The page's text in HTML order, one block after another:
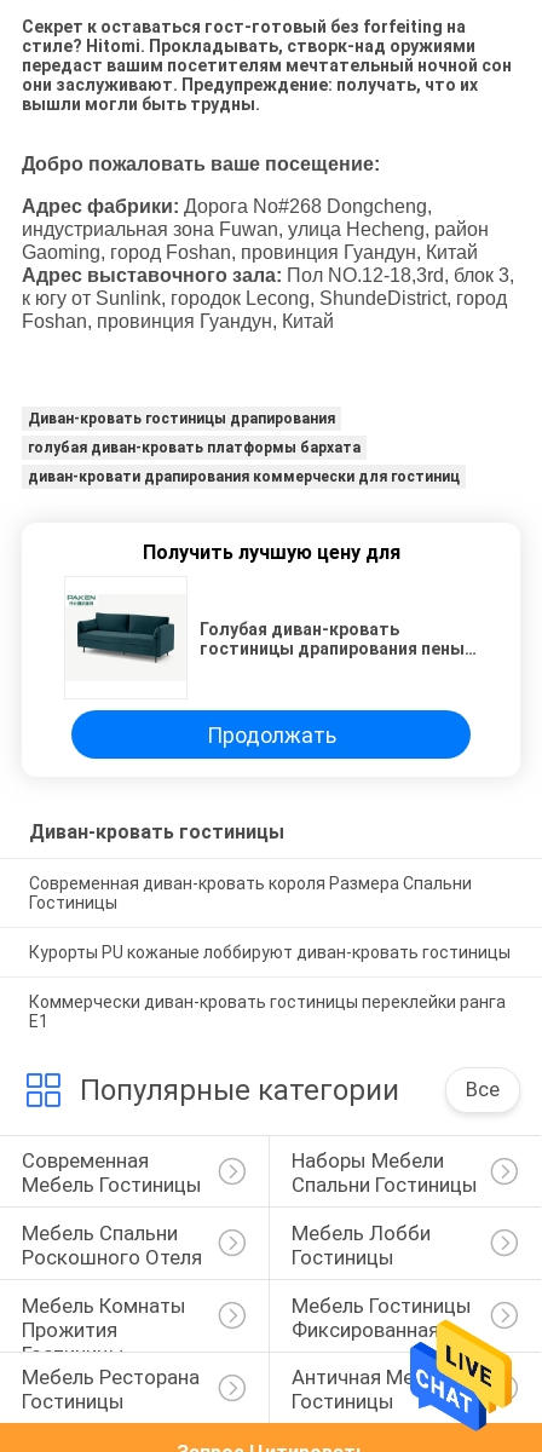
Секрет к оставаться гост-готовый без forfeiting на
стиле? Hitomi. Прокладывать, створк-над оружиями
передаст вашим посетителям мечтательный ночной сон
они заслуживают. Предупреждение: получать, что их
вышли могли быть трудны.
Добро пожаловать ваше посещение:
Адрес фабрики: Дорога No#268 Dongcheng,
индустриальная зона Fuwan, улица Hecheng, район
Gaoming, город Foshan, провинция Гуандун, Китай
Адрес выставочного зала: Пол NO.12-18,3rd, блок 3,
к югу от Sunlink, городок Lecong, ShundeDistrict, город
Foshan, провинция Гуандун, Китай
Диван-кровать гостиницы драпирования
голубая диван-кровать платформы бархата
диван-кровати драпирования коммерчески для гостиниц
Получить лучшую цену для
Голубая диван-кровать
гостиницы драпирования пены
Продолжать
Диван-кровать гостиницы
Современная диван-кровать короля Размера Спальни
Гостиницы
Курорты PU кожаные лоббируют диван-кровать гостиницы
Коммерчески диван-кровать гостиницы переклейки ранга
E1
Популярные категории Все
Современная
Мебель Гостиницы
Наборы Мебели
Спальни Гостиницы
Мебель Спальни
Роскошного Отеля
Мебель Лобби
Гостиницы
Мебель Комнаты
Прожития
Гостиницы
Мебель Гостиницы
Фиксированная
Мебель Ресторана
Гостиницы
Античная Мебель
Гостиницы